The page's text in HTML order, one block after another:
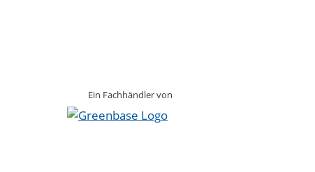
Ein Fachhändler von